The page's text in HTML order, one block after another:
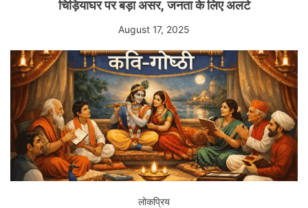
चिड़ियाघर पर बड़ा असर, जनता के लिए अलर्ट
August 17, 2025
लोकप्रिय